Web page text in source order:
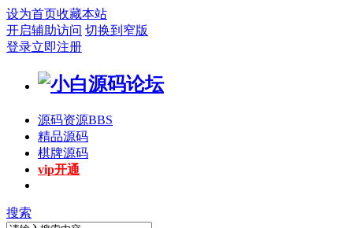
设为首页收藏本站
开启辅助访问 切换到窄版
登录立即注册
源码资源BBS
精品源码
棋牌源码
vip开通
搜索